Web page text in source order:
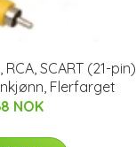
RCA, SCART (21-pin),
Flerfarget
NOK